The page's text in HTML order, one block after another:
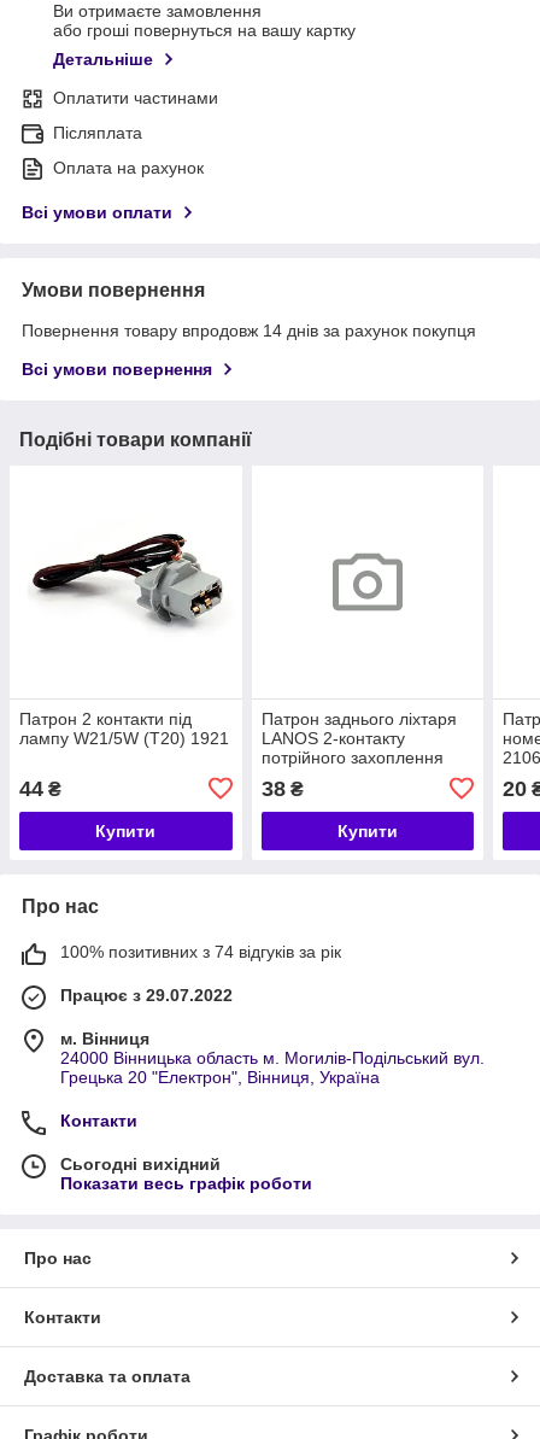
Ви отримаєте замовлення
або гроші повернуться на вашу картку
Детальніше
Оплатити частинами
Післяплата
Оплата на рахунок
Всі умови оплати
Умови повернення
Повернення товару впродовж 14 днів за рахунок покупця
Всі умови повернення
Подібні товари компанії
Патрон 2 контакти під
лампу W21/5W (T20) 1921
44 ₴
Купити
Патрон заднього ліхтаря
LANOS 2-контакту
потрійного захоплення
P21/5W BAY15s
38₴
Купити
20
Про нас
100% позитивних з 74 відгуків за рік
Працює з 29.07.2022
м. Вінниця
24000 Вінницька область м. Могилів-Подільський вул.
Грецька 20 "Електрон", Вінниця, Україна
Контакти
Сьогодні вихідний
Показати весь графік роботи
Про нас
Контакти
Доставка та оплата